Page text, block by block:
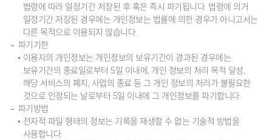
법령에 따라 일정기간 저장된 후 혹은 즉시 파기됩니다. 법령에 의거
일정기간 저장된 경우에는 개인정보는 법률에 의한 경우가 아니고서는
다른 목적으로 이용되지 않습니다.
파기기한
이용자의 개인정보는 개인정보의 보유기간이 경과된 경우에는
보유기간의 종료일로부터 5일 이내에, 개인 정보의 처리 목적 달성,
해당 서비스의 폐지, 사업의 종료 등 그 개인 정보의 처리가 불필요한
것으로 인정되는 날로부터 5일 이내에 그 개인정보를 파기합니다.
파기방법
전자적 파일 형태의 정보는 기록을 재생할 수 없는 기술적 방법을
사용합니다.